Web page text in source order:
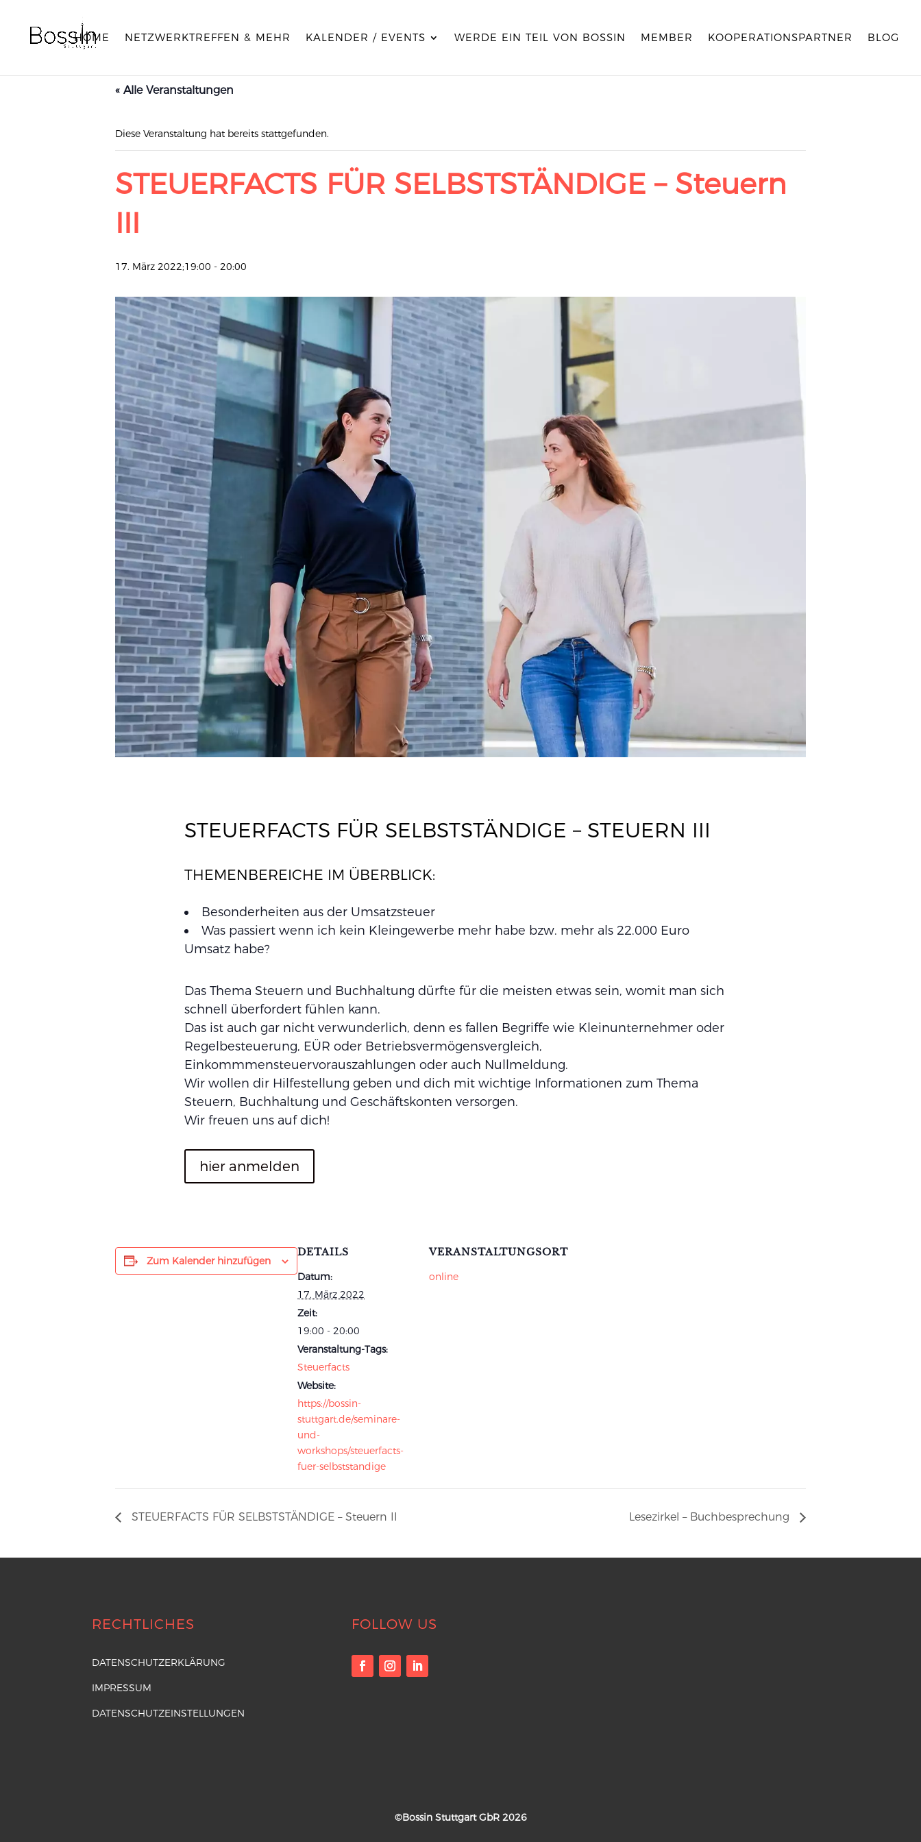
HOME NETZWERKTREFFEN & MEHR KALENDER / EVENTS WERDE EIN TEIL VON BOSSIN MEMBER KOOPERATIONSPARTNER BLOG
« Alle Veranstaltungen
Diese Veranstaltung hat bereits stattgefunden.
STEUERFACTS FÜR SELBSTSTÄNDIGE – Steuern
III
17. März 2022;19:00 - 20:00
STEUERFACTS FÜR SELBSTSTÄNDIGE – STEUERN III
THEMENBEREICHE IM ÜBERBLICK:
Besonderheiten aus der Umsatzsteuer
Was passiert wenn ich kein Kleingewerbe mehr habe bzw. mehr als 22.000 Euro
Umsatz habe?
Das Thema Steuern und Buchhaltung dürfte für die meisten etwas sein, womit man sich
schnell überfordert fühlen kann.
Das ist auch gar nicht verwunderlich, denn es fallen Begriffe wie Kleinunternehmer oder
Regelbesteuerung, EÜR oder Betriebsvermögensvergleich,
Einkommmensteuervorauszahlungen oder auch Nullmeldung.
Wir wollen dir Hilfestellung geben und dich mit wichtige Informationen zum Thema
Steuern, Buchhaltung und Geschäftskonten versorgen.
Wir freuen uns auf dich!
hier anmelden
Zum Kalender hinzufügen
DETAILS
Datum:
17. März 2022
Zeit:
19:00 - 20:00
Veranstaltung-Tags:
Steuerfacts
Website:
https://bossin-
stuttgart.de/seminare-
und-
workshops/steuerfacts-
fuer-selbststandige
VERANSTALTUNGSORT
online
STEUERFACTS FÜR SELBSTSTÄNDIGE – Steuern II Lesezirkel – Buchbesprechung
RECHTLICHES
DATENSCHUTZERKLÄRUNG
IMPRESSUM
DATENSCHUTZEINSTELLUNGEN
FOLLOW US
©Bossin Stuttgart GbR 2026